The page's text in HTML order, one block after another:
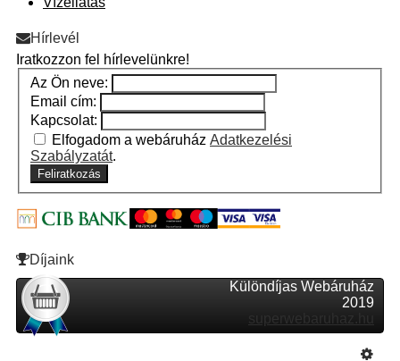
Hírlevél
Iratkozzon fel hírlevelünkre!
Az Ön neve:
Email cím:
Kapcsolat:
Elfogadom a webáruház Adatkezelési
Szabályzatát.
Feliratkozás
Díjaink
Különdíjas Webáruház
2019